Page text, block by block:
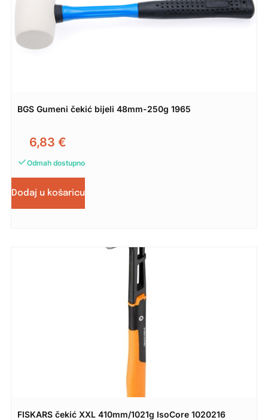
BGS Gumeni čekić bijeli 48mm-250g 1965
6,83 €
Odmah dostupno
Dodaj u košaricu
FISKARS čekić XXL 410mm/1021g IsoCore 1020216